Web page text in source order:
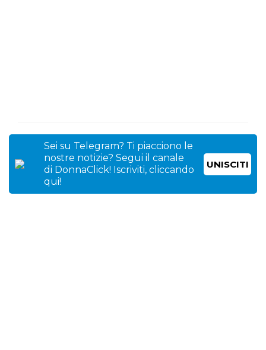
Sei su Telegram? Ti piacciono le
nostre notizie? Segui il canale
di DonnaClick! Iscriviti, cliccando
qui!
UNISCITI